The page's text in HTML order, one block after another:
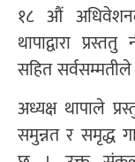
१८ औं अधिवेशनले
थापाद्वारा
सहित सर्वसम्मतीले
अध्यक्ष थापाले
समुन्नत र समृद्ध